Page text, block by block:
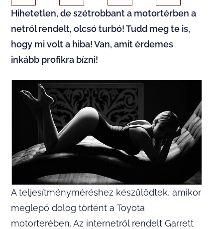
Hihetetlen, de szétrobbant a motortérben a
netről rendelt, olcsó turbó! Tudd meg te is,
hogy mi volt a hiba! Van, amit érdemes
inkább profikra bízni!
A teljesítményméréshez készülődtek, amikor
meglepő dolog történt a Toyota
motorterében. Az internetről rendelt Garrett